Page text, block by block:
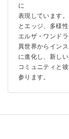
に
表現しています
とエッジ、多様
エルザ・ワンド
異世界からイン
に進化し、新し
コミュニティと
参ります。